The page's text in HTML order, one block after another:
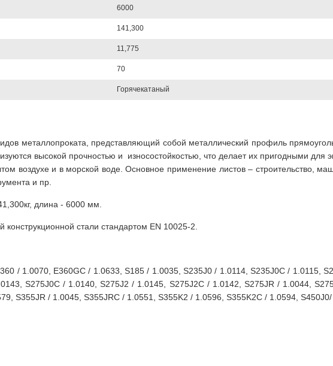
6000
141,300
11,775
70
Горячекатаный
металлопроката, представляющий собой металлический профиль
высокой прочностью и износостойкостью, что делает их пригодными для
воздухе и в морской воде. Основное применение листов – строительство,
и пр.
длина - 6000 мм.
конструкционной стали стандартом EN 10025-2.
/ 1.0070, E360GC / 1.0633, S185 / 1.0035, S235J0 / 1.0114, S235J0C / 1.0115,
S275J0C / 1.0140, S275J2 / 1.0145, S275J2C / 1.0142, S275JR / 1.0044,
S355JR / 1.0045, S355JRC / 1.0551, S355K2 / 1.0596, S355K2C / 1.0594, S450J0/